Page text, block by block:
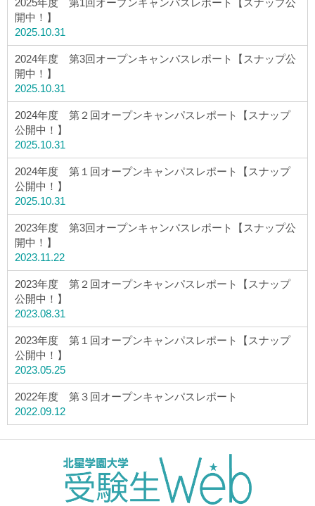
2025年度 第1回オープンキャンパスレポート【スナップ公
開中！】
2025.10.31
2024年度 第3回オープンキャンパスレポート【スナップ公
開中！】
2025.10.31
2024年度 第２回オープンキャンパスレポート【スナップ
公開中！】
2025.10.31
2024年度 第１回オープンキャンパスレポート【スナップ
公開中！】
2025.10.31
2023年度 第3回オープンキャンパスレポート【スナップ公
開中！】
2023.11.22
2023年度 第２回オープンキャンパスレポート【スナップ
公開中！】
2023.08.31
2023年度 第１回オープンキャンパスレポート【スナップ
公開中！】
2023.05.25
2022年度 第３回オープンキャンパスレポート
2022.09.12